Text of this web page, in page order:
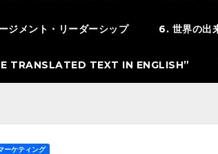
ジメント・リーダーシップ 6. 世界の出
TRANSLATED TEXT IN ENGLISH”
ーケティング